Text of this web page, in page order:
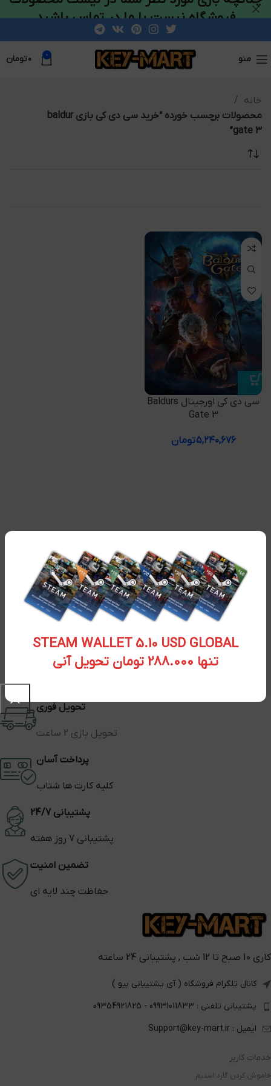
STEAM WALLET 5.10 USD GLOBAL
تنها 288.000 تومان تحویل آنی
منو 0 ۰تومان
خانه
محصولات برچسب خورده “خرید سی دی کی بازی baldur
gate 3”
سی دی کی اورجینال Baldurs
Gate 3
۵,۲۴۰,۶۷۶تومان
تحویل فوری
تحویل بازی 2 ساعت
پرداخت آسان
کلیه کارت ها شتاب
پشتیبانی 24/7
پشتیبانی 7 روز هفته
تضمین امنیت
حفاظت چند لایه ای
کاری 10 صبح تا 12 شب , پشتیبانی 24 ساعته
کانال تلگرام فروشگاه ( آی پشتیبانی بیو )
پشتیبانی تلفنی : 09931011833 - 09354921825
ایمیل : Support@key-mart.ir
خدمات کاربر
خاموش کردن گارد استیم
فروشگاه نیست با ما در تماس باشید